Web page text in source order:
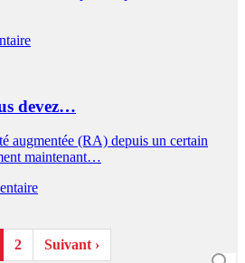
devez…
augmentée (RA) depuis un certain
maintenant…
2 Suivant ›